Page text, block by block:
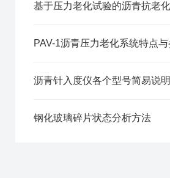
沥青针入度仪各个型号简易说明
钢化玻璃碎片状态分析方法